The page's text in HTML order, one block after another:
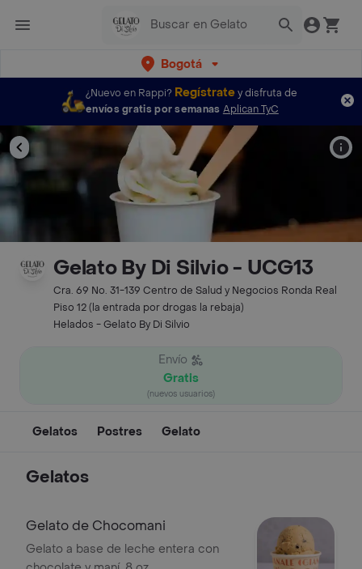
Bogotá
¿Nuevo en Rappi? Regístratey disfruta de
envíos gratis por semanas Aplican TyC
Gelato By Di Silvio - UCG13
Cra. 69 No. 31-139 Centro de Salud y Negocios Ronda Real
Piso 12 (la entrada por drogas la rebaja)
Helados - Gelato By Di Silvio
Envío
Gratis
(nuevos usuarios)
Gelatos Postres Gelato
Gelatos
Gelato de Chocomani
Gelato a base de leche entera con